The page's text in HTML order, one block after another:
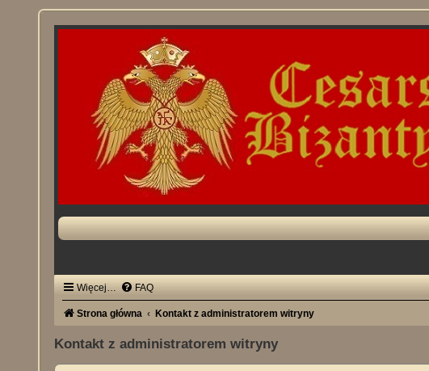
Więcej… FAQ
Strona główna Kontakt z administratorem witryny
Kontakt z administratorem witryny